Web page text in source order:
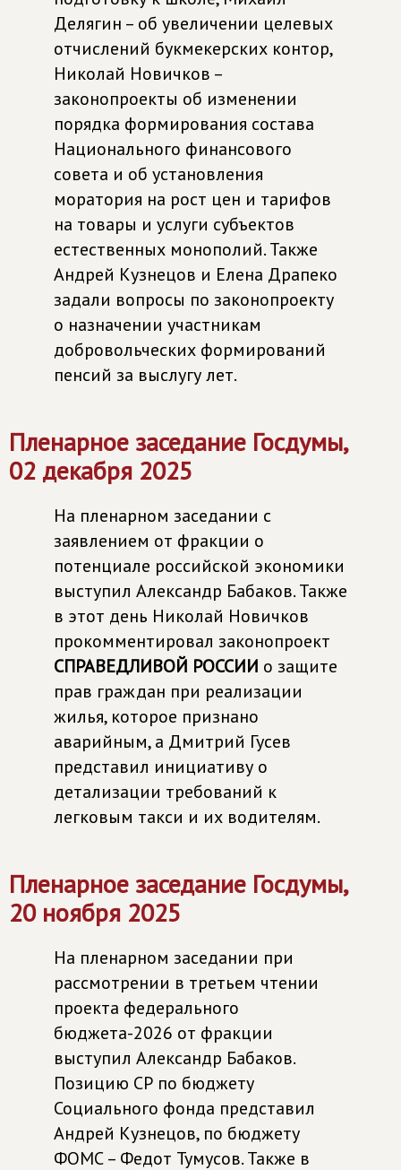
Делягин – об увеличении целевых
отчислений букмекерских контор,
Николай Новичков –
законопроекты об изменении
порядка формирования состава
Национального финансового
совета и об установления
моратория на рост цен и тарифов
на товары и услуги субъектов
естественных монополий. Также
Андрей Кузнецов и Елена Драпеко
задали вопросы по законопроекту
о назначении участникам
добровольческих формирований
пенсий за выслугу лет.
Пленарное заседание Госдумы,
02 декабря 2025
На пленарном заседании с
заявлением от фракции о
потенциале российской экономики
выступил Александр Бабаков. Также
в этот день Николай Новичков
прокомментировал законопроект
СПРАВЕДЛИВОЙ РОССИИ о защите
прав граждан при реализации
жилья, которое признано
аварийным, а Дмитрий Гусев
представил инициативу о
детализации требований к
легковым такси и их водителям.
Пленарное заседание Госдумы,
20 ноября 2025
На пленарном заседании при
рассмотрении в третьем чтении
проекта федерального
бюджета-2026 от фракции
выступил Александр Бабаков.
Позицию СР по бюджету
Социального фонда представил
Андрей Кузнецов, по бюджету
ФОМС – Федот Тумусов. Также в